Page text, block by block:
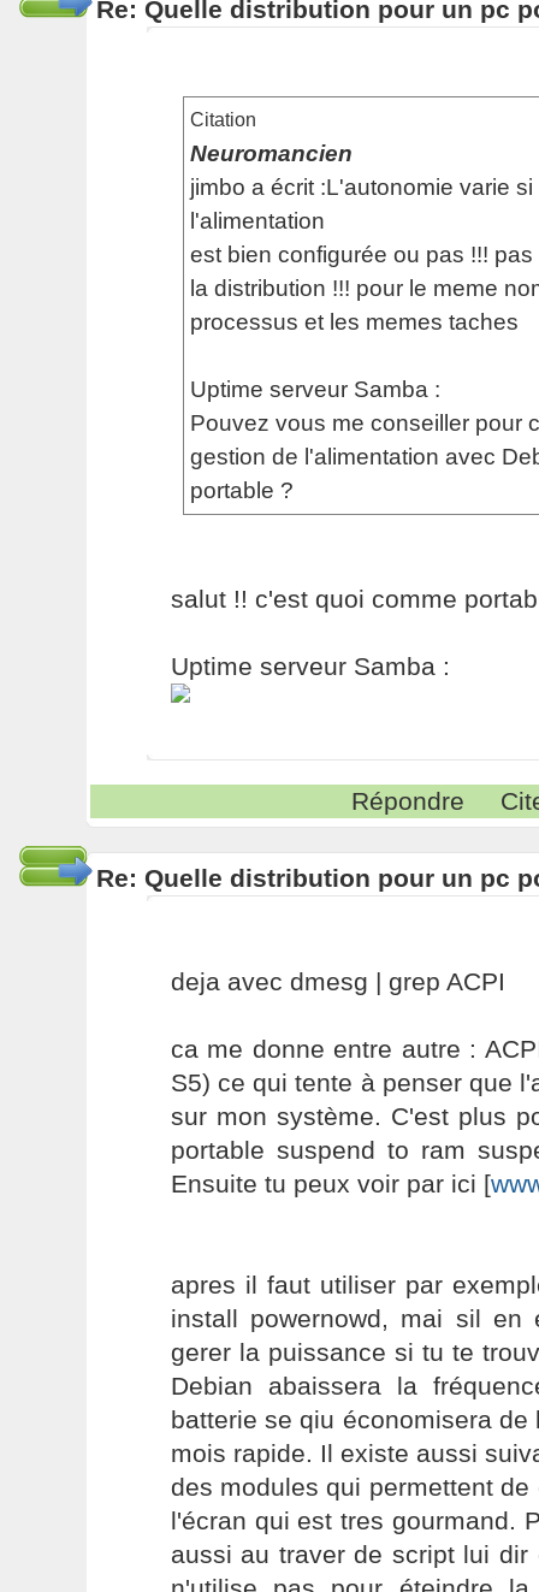
Re: Quelle distribution pour un pc
Citation
Neuromancien
jimbo a écrit :L'autonomie varie
l'alimentation
est bien configurée ou pas !!!
la distribution !!! pour le meme
processus et les memes taches
Uptime serveur Samba :
Pouvez vous me conseiller pour
gestion de l'alimentation avec
portable ?
salut !! c'est quoi comme
Uptime serveur Samba :
Répondre
Re: Quelle distribution pour un pc
deja avec dmesg | grep ACPI
ca me donne entre autre :
S5) ce qui tente à penser que
sur mon système. C'est plus
portable suspend to ram
Ensuite tu peux voir par ici [
apres il faut utiliser par
install powernowd, mai sil en
gerer la puissance si tu te
Debian abaissera la
batterie se qiu économisera
mois rapide. Il existe aussi
des modules qui permettent
l'écran qui est tres gourmand.
aussi au traver de script lui